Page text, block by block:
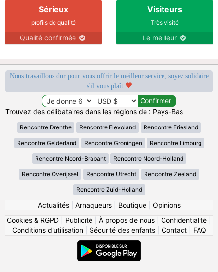
Sérieux
profils de qualité
Qualité confirmée
Visiteurs
Très visité
Le meilleur
Nous travaillons dur pour vous offrir le meilleur service, soyez solidaire
s'il vous plaît
Trouvez des célibataires dans les régions de : Pays-Bas
Rencontre Drenthe Rencontre Flevoland Rencontre Friesland
Rencontre Gelderland Rencontre Groningen Rencontre Limburg
Rencontre Noord-Brabant Rencontre Noord-Holland
Rencontre Overijssel Rencontre Utrecht Rencontre Zeeland
Rencontre Zuid-Holland
Actualités| Arnaqueurs| Boutique| Opinions
Cookies & RGPD
Publicité À propos de nous Confidentialité
Conditions d'utilisation| Sécurité des enfants| Contact| FAQ